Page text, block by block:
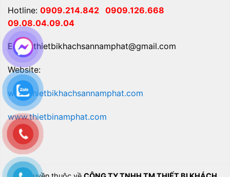
Hotline: 0909.214.842 0909.126.668
09.08.04.09.04
Email: thietbikhachsannamphat@gmail.com
Website:
www.thietbikhachsannamphat.com
www.thietbinamphat.com